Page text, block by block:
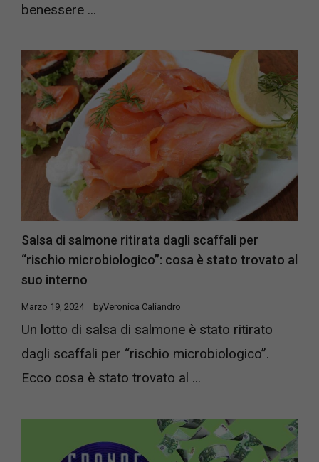
benessere ...
Salsa di salmone ritirata dagli scaffali per
“rischio microbiologico”: cosa è stato trovato al
suo interno
Marzo 19, 2024 byVeronica Caliandro
Un lotto di salsa di salmone è stato ritirato
dagli scaffali per “rischio microbiologico”.
Ecco cosa è stato trovato al ...